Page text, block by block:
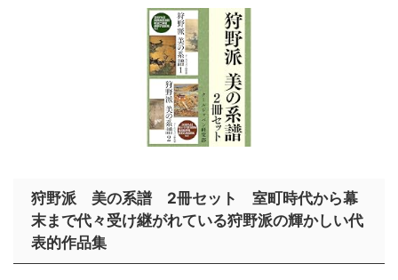
狩野派 美の系譜 2冊セット 室町時代から幕
末まで代々受け継がれている狩野派の輝かしい代
表的作品集